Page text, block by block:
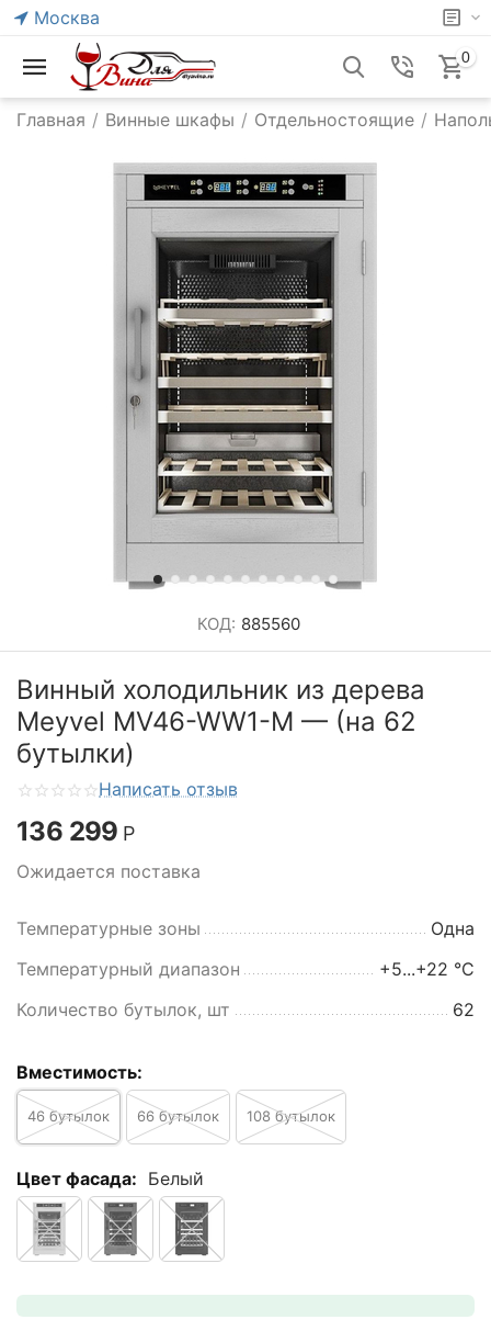
Москва
0
Главная / Винные шкафы / Отдельностоящие /
КОД: 885560
Винный холодильник из дерева
Meyvel MV46-WW1-M — (на 62
бутылки)
Написать отзыв
136 299 Р
Ожидается поставка
Температурные зоны
Одна
Температурный диапазон
+5...+22 °C
Количество бутылок, шт
62
Вместимость:
46 бутылок 66 бутылок 108 бутылок
Цвет фасада: Белый